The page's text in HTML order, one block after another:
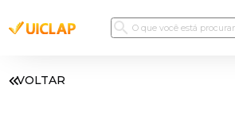
VOLTAR